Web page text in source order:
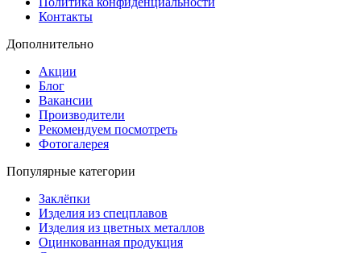
Контакты
Дополнительно
Акции
Блог
Вакансии
Производители
Рекомендуем посмотреть
Фотогалерея
Популярные категории
Заклёпки
Изделия из спецплавов
Изделия из цветных металлов
Оцинкованная продукция